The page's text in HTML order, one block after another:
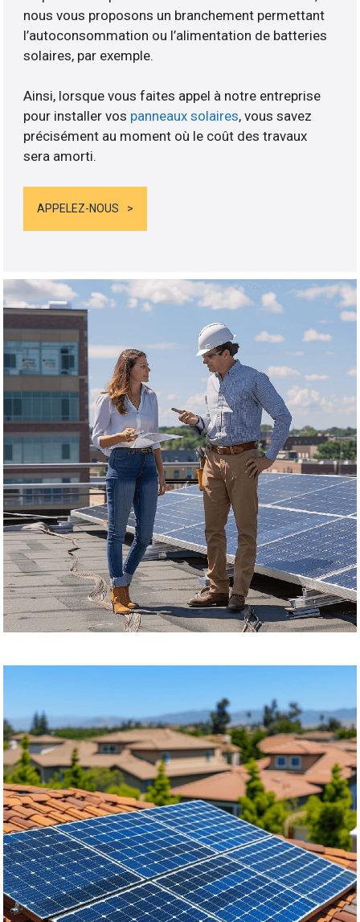
nous vous proposons un branchement permettant
l’autoconsommation ou l’alimentation de batteries
solaires, par exemple.
Ainsi, lorsque vous faites appel à notre entreprise
pour installer vos panneaux solaires, vous savez
précisément au moment où le coût des travaux
sera amorti.
APPELEZ-NOUS